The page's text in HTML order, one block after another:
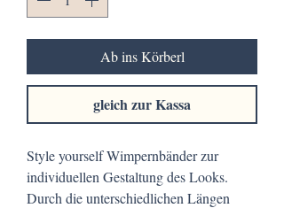
Ab ins Körberl
gleich zur Kassa
Style yourself Wimpernbänder zur
individuellen Gestaltung des Looks.
Durch die unterschiedlichen Längen